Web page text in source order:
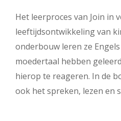
Het leerproces van Join in
leeftijdsontwikkeling van
onderbouw leren ze
moedertaal hebben
hierop te reageren. In de
ook het spreken, lezen en